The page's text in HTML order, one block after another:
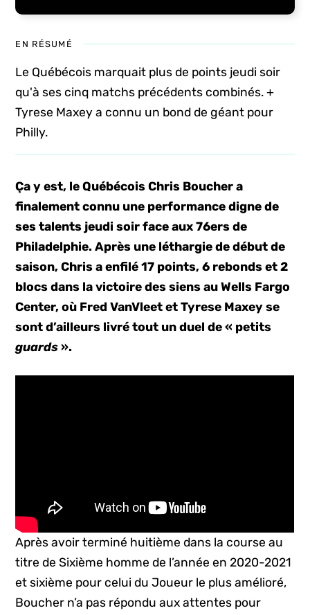
EN RÉSUMÉ
Le Québécois marquait plus de points jeudi soir
qu'à ses cinq matchs précédents combinés. +
Tyrese Maxey a connu un bond de géant pour
Philly.
Ça y est, le Québécois Chris Boucher a
finalement connu une performance digne de
ses talents jeudi soir face aux 76ers de
Philadelphie. Après une léthargie de début de
saison, Chris a enfilé 17 points, 6 rebonds et 2
blocs dans la victoire des siens au Wells Fargo
Center, où Fred VanVleet et Tyrese Maxey se
sont d’ailleurs livré tout un duel de « petits
guards ».
Après avoir terminé huitième dans la course au
titre de Sixième homme de l’année en 2020-2021
et sixième pour celui du Joueur le plus amélioré,
Boucher n’a pas répondu aux attentes pour